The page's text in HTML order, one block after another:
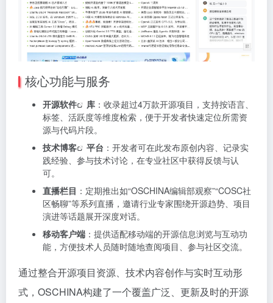
核心功能与服务
开源软件 库 ：收录超过4万款开源项目，支持按语言、
标签、活跃度等维度检索，便于开发者快速定位所需资
源与代码片段。
技术博客
平台 ：开发者可在此发布原创内容、记录实
践经验、参与技术讨论，在专业社区中获得反馈与认
可。
直播栏目 ：定期推出如“OSCHINA编辑部观察”“COSC社
区畅聊”等系列直播，邀请行业专家围绕开源趋势、项目
演进等话题展开深度对话。
移动客户端 ：提供适配移动端的开源信息浏览与互动功
能，方便技术人员随时随地查阅项目、参与社区交流。
通过整合开源项目资源、技术内容创作与实时互动形
式，OSCHINA构建了一个覆盖广泛、更新及时的开源